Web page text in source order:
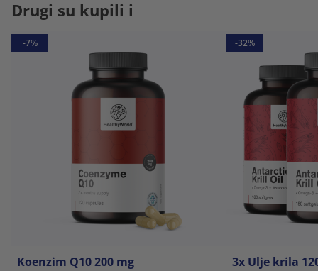
Drugi su kupili i
-7%
Koenzim Q10 200 mg
-32%
3x Ulje krila